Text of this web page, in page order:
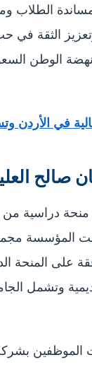
الطلاب
الثقة في
الوطن
صالح
دراسية
المؤسسة
على المنحة
وتشمل
بشركة